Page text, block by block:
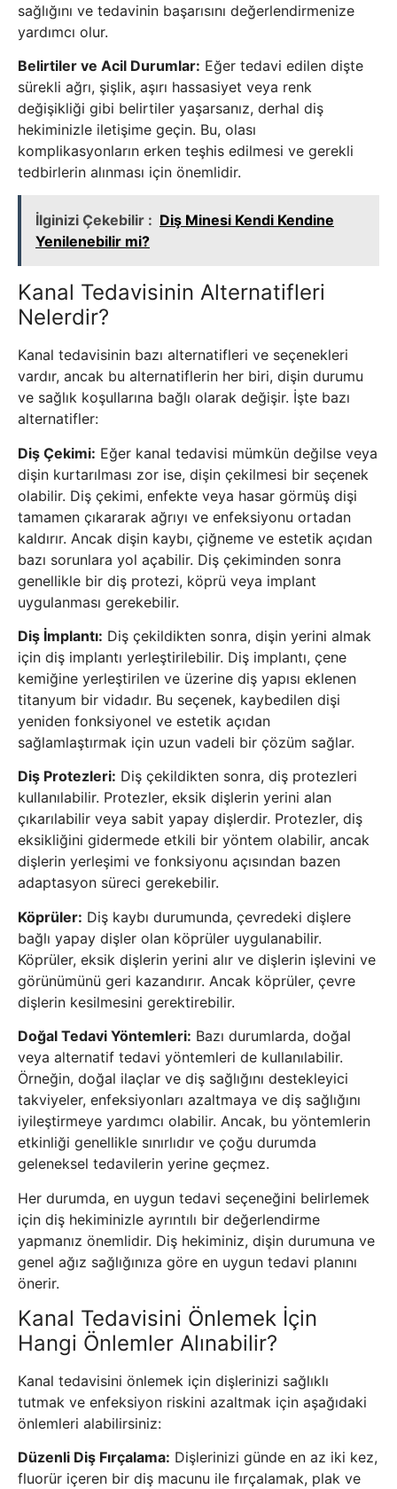
sağlığını ve tedavinin başarısını değerlendirmenize
yardımcı olur.
Belirtiler ve Acil Durumlar: Eğer tedavi edilen dişte
sürekli ağrı, şişlik, aşırı hassasiyet veya renk
değişikliği gibi belirtiler yaşarsanız, derhal diş
hekiminizle iletişime geçin. Bu, olası
komplikasyonların erken teşhis edilmesi ve gerekli
tedbirlerin alınması için önemlidir.
İlginizi Çekebilir : Diş Minesi Kendi Kendine
Yenilenebilir mi?
Kanal Tedavisinin Alternatifleri
Nelerdir?
Kanal tedavisinin bazı alternatifleri ve seçenekleri
vardır, ancak bu alternatiflerin her biri, dişin durumu
ve sağlık koşullarına bağlı olarak değişir. İşte bazı
alternatifler:
Diş Çekimi: Eğer kanal tedavisi mümkün değilse veya
dişin kurtarılması zor ise, dişin çekilmesi bir seçenek
olabilir. Diş çekimi, enfekte veya hasar görmüş dişi
tamamen çıkararak ağrıyı ve enfeksiyonu ortadan
kaldırır. Ancak dişin kaybı, çiğneme ve estetik açıdan
bazı sorunlara yol açabilir. Diş çekiminden sonra
genellikle bir diş protezi, köprü veya implant
uygulanması gerekebilir.
Diş İmplantı: Diş çekildikten sonra, dişin yerini almak
için diş implantı yerleştirilebilir. Diş implantı, çene
kemiğine yerleştirilen ve üzerine diş yapısı eklenen
titanyum bir vidadır. Bu seçenek, kaybedilen dişi
yeniden fonksiyonel ve estetik açıdan
sağlamlaştırmak için uzun vadeli bir çözüm sağlar.
Diş Protezleri: Diş çekildikten sonra, diş protezleri
kullanılabilir. Protezler, eksik dişlerin yerini alan
çıkarılabilir veya sabit yapay dişlerdir. Protezler, diş
eksikliğini gidermede etkili bir yöntem olabilir, ancak
dişlerin yerleşimi ve fonksiyonu açısından bazen
adaptasyon süreci gerekebilir.
Köprüler: Diş kaybı durumunda, çevredeki dişlere
bağlı yapay dişler olan köprüler uygulanabilir.
Köprüler, eksik dişlerin yerini alır ve dişlerin işlevini ve
görünümünü geri kazandırır. Ancak köprüler, çevre
dişlerin kesilmesini gerektirebilir.
Doğal Tedavi Yöntemleri: Bazı durumlarda, doğal
veya alternatif tedavi yöntemleri de kullanılabilir.
Örneğin, doğal ilaçlar ve diş sağlığını destekleyici
takviyeler, enfeksiyonları azaltmaya ve diş sağlığını
iyileştirmeye yardımcı olabilir. Ancak, bu yöntemlerin
etkinliği genellikle sınırlıdır ve çoğu durumda
geleneksel tedavilerin yerine geçmez.
Her durumda, en uygun tedavi seçeneğini belirlemek
için diş hekiminizle ayrıntılı bir değerlendirme
yapmanız önemlidir. Diş hekiminiz, dişin durumuna ve
genel ağız sağlığınıza göre en uygun tedavi planını
önerir.
Kanal Tedavisini Önlemek İçin
Hangi Önlemler Alınabilir?
Kanal tedavisini önlemek için dişlerinizi sağlıklı
tutmak ve enfeksiyon riskini azaltmak için aşağıdaki
önlemleri alabilirsiniz:
Düzenli Diş Fırçalama: Dişlerinizi günde en az iki kez,
fluorür içeren bir diş macunu ile fırçalamak, plak ve